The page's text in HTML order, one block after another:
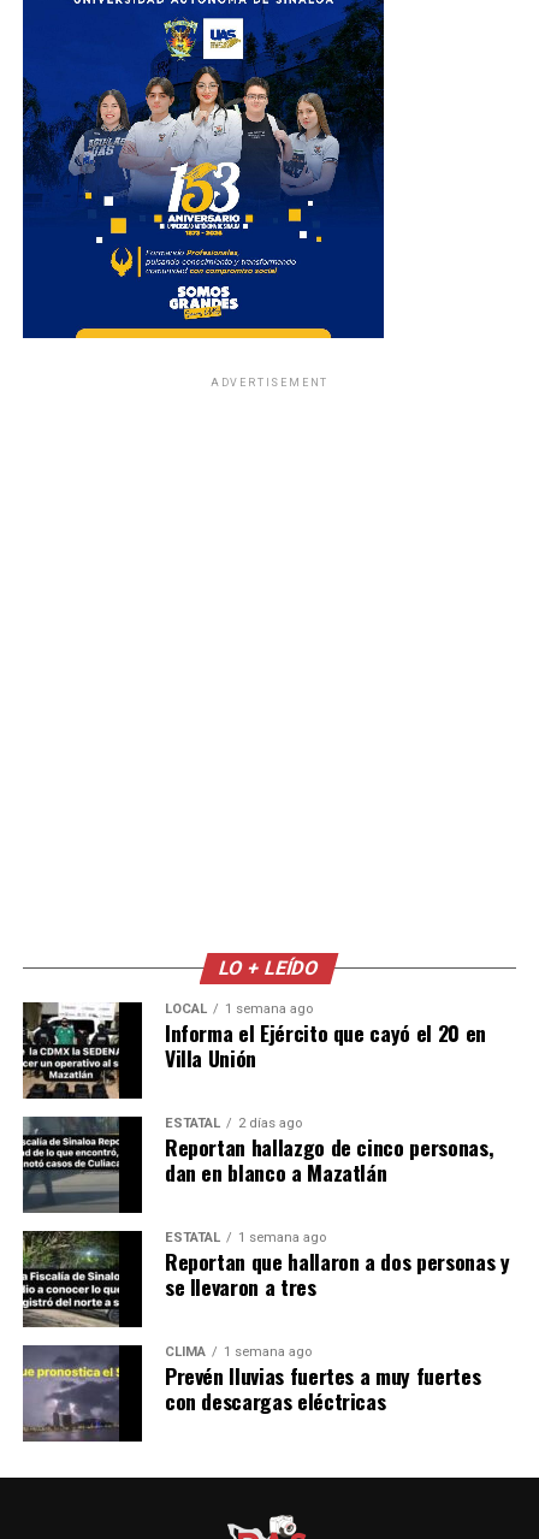
ADVERTISEMENT
LO + LEÍDO
LOCAL 1 semana ago
Informa el Ejército que cayó el 20 en
Villa Unión
ESTATAL 2 días ago
Reportan hallazgo de cinco personas,
dan en blanco a Mazatlán
ESTATAL 1 semana ago
Reportan que hallaron a dos personas y
se llevaron a tres
CLIMA 1 semana ago
Prevén lluvias fuertes a muy fuertes
con descargas eléctricas